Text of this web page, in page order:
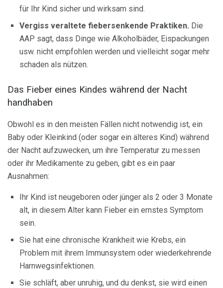
für Ihr Kind sicher und wirksam sind.
Vergiss veraltete fiebersenkende Praktiken. Die
AAP sagt, dass Dinge wie Alkoholbäder, Eispackungen
usw. nicht empfohlen werden und vielleicht sogar mehr
schaden als nützen.
Das Fieber eines Kindes während der Nacht
handhaben
Obwohl es in den meisten Fällen nicht notwendig ist, ein
Baby oder Kleinkind (oder sogar ein älteres Kind) während
der Nacht aufzuwecken, um ihre Temperatur zu messen
oder ihr Medikamente zu geben, gibt es ein paar
Ausnahmen:
Ihr Kind ist neugeboren oder jünger als 2 oder 3 Monate
alt, in diesem Alter kann Fieber ein ernstes Symptom
sein.
Sie hat eine chronische Krankheit wie Krebs, ein
Problem mit ihrem Immunsystem oder wiederkehrende
Harnwegsinfektionen.
Sie schläft, aber unruhig, und du denkst, sie wird einen